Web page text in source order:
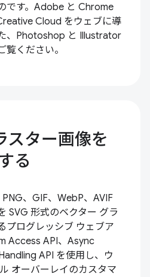
です。Adobe と Chrome
Cloud をウェブに導
、Photoshop と Illustrator
ください。
スター画像を
る
、GIF、WebP、AVIF
SVG 形式のベクター グラ
プログレッシブ ウェブア
Access API、Async
API を使用し、ウ
オーバーレイのカスタマ